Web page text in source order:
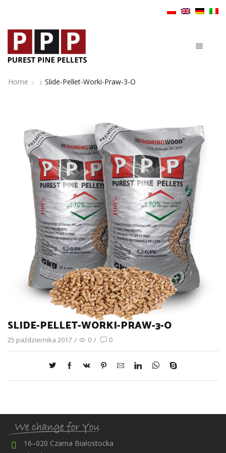
Home Slide-Pellet-Worki-Praw-3-O
SLIDE-PELLET-WORKI-PRAW-3-O
25 października 2017 / 0 / 0
16–020 Czarna Białostocka